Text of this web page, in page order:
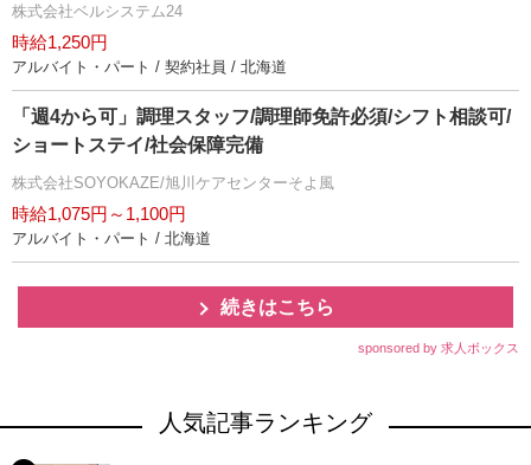
株式会社ベルシステム24
時給1,250円
アルバイト・パート / 契約社員 / 北海道
「週4から可」調理スタッフ/調理師免許必須/シフト相談可/
ショートステイ/社会保障完備
株式会社SOYOKAZE/旭川ケアセンターそよ風
時給1,075円～1,100円
アルバイト・パート / 北海道
続きはこちら
sponsored by 求人ボックス
人気記事ランキング